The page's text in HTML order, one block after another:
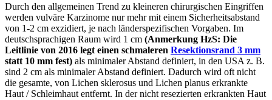
Durch den allgemeinen Trend zu kleineren chirurgischen Eingriffen
werden vulväre Karzinome nur mehr mit einem Sicherheitsabstand
von 1-2 cm exzidiert, je nach länderspezifischen Vorgaben. Im
deutschsprachigen Raum wird 1 cm (Anmerkung HzS: Die
Leitlinie von 2016 legt einen schmaleren Resektionsrand 3 mm
statt 10 mm fest) als minimaler Abstand definiert, in den USA z. B.
sind 2 cm als minimaler Abstand definiert. Dadurch wird oft nicht
die gesamte, von Lichen sklerosus und Lichen planus erkrankte
Haut / Schleimhaut entfernt. In der nicht resezierten erkrankten Haut